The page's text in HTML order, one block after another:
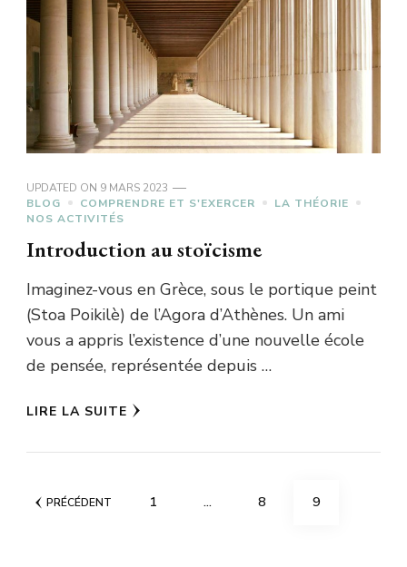
UPDATED ON 9 MARS 2023
BLOG
COMPRENDRE ET S'EXERCER
LA THÉORIE
NOS ACTIVITÉS
Introduction au stoïcisme
Imaginez-vous en Grèce, sous le portique peint
(Stoa Poikilè) de l’Agora d’Athènes. Un ami
vous a appris l’existence d’une nouvelle école
de pensée, représentée depuis …
LIRE LA SUITE
Pagination
PRÉCÉDENT PAGE
1 … PAGE
8 PAGE
9